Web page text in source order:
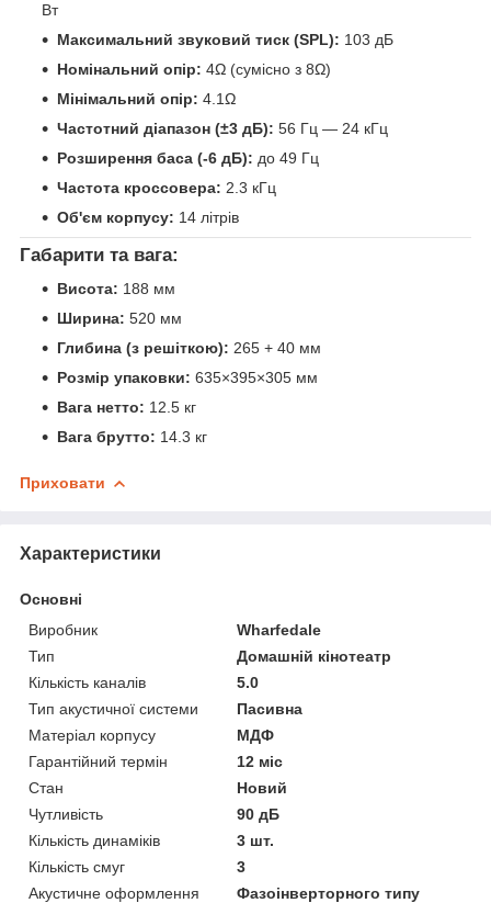
Вт
Максимальний звуковий тиск (SPL): 103 дБ
Номінальний опір: 4Ω (сумісно з 8Ω)
Мінімальний опір: 4.1Ω
Частотний діапазон (±3 дБ): 56 Гц — 24 кГц
Розширення баса (-6 дБ): до 49 Гц
Частота кроссовера: 2.3 кГц
Об'єм корпусу: 14 літрів
Габарити та вага:
Висота: 188 мм
Ширина: 520 мм
Глибина (з решіткою): 265 + 40 мм
Розмір упаковки: 635×395×305 мм
Вага нетто: 12.5 кг
Вага брутто: 14.3 кг
Приховати
Характеристики
Основні
Виробник
Wharfedale
Тип
Домашній кінотеатр
Кількість каналів
5.0
Тип акустичної системи
Пасивна
Матеріал корпусу
МДФ
Гарантійний термін
12 міс
Стан
Новий
Чутливість
90 дБ
Кількість динаміків
3 шт.
Кількість смуг
3
Акустичне оформлення
Фазоінверторного типу